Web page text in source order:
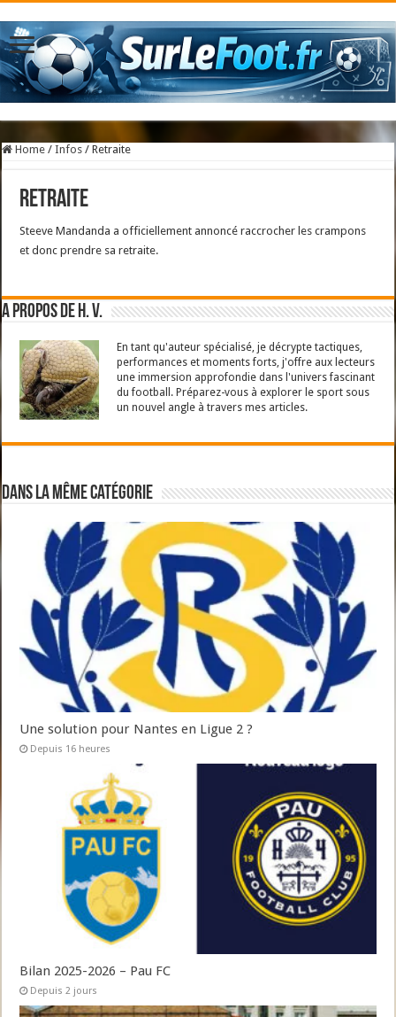
Home / Infos / Retraite
Retraite
Steeve Mandanda a officiellement annoncé raccrocher les crampons
et donc prendre sa retraite.
A propos de H. V.
En tant qu'auteur spécialisé, je décrypte tactiques,
performances et moments forts, j'offre aux lecteurs
une immersion approfondie dans l'univers fascinant
du football. Préparez-vous à explorer le sport sous
un nouvel angle à travers mes articles.
Dans la même catégorie
Une solution pour Nantes en Ligue 2 ?
Depuis 16 heures
Bilan 2025-2026 – Pau FC
Depuis 2 jours